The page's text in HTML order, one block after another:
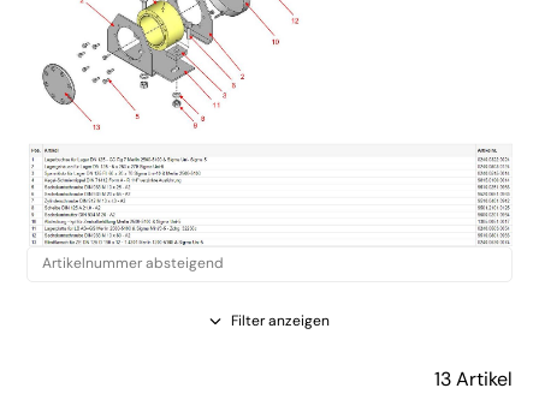
Filter anzeigen
13 Artikel